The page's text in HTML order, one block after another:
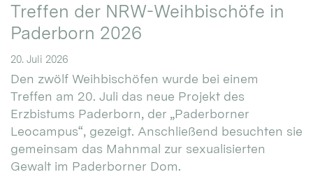
Treffen der NRW-Weihbischöfe in
Paderborn 2026
20. Juli 2026
Den zwölf Weihbischöfen wurde bei einem
Treffen am 20. Juli das neue Projekt des
Erzbistums Paderborn, der „Paderborner
Leocampus“, gezeigt. Anschließend besuchten sie
gemeinsam das Mahnmal zur sexualisierten
Gewalt im Paderborner Dom.